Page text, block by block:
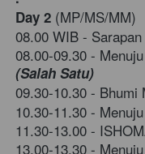
Day 2 (MP/MS/MM)
08.00 WIB -
08.00-09.30 - Menuju
(Salah Satu)
09.30-10.30 - Bhumi
10.30-11.30 -
11.30-13.00 -
13.00-13.30 - Menuju